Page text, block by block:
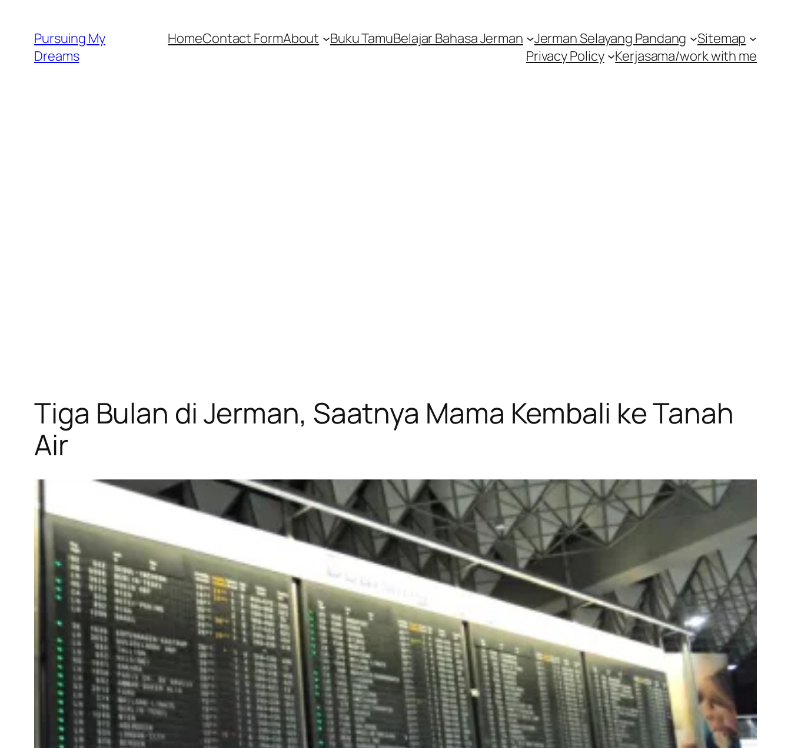
content
Pursuing My
Dreams
HomeContact FormAbout Buku TamuBelajar Bahasa Jerman Jerman Selayang Pandang
Sitemap
Privacy Policy
Kerjasama/work with me
Tiga Bulan di Jerman, Saatnya Mama Kembali ke Tanah
Air